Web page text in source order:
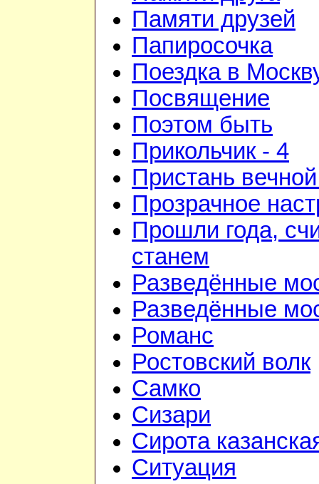
Памяти друзей
Папиросочка
Поездка в
Посвящение
Поэтом быть
Прикольчик - 4
Пристань вечной
Прозрачное
Прошли года,
станем
Разведённые
Разведённые
Романс
Ростовский волк
Самко
Сизари
Сирота
Ситуация